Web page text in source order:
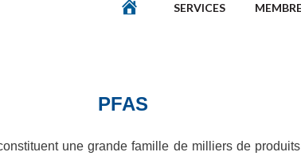
SERVICES
PFAS
une grande famille de milliers de